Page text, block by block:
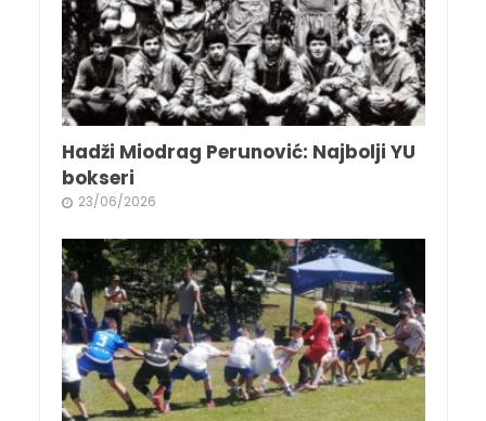
Hadži Miodrag Perunović: Najbolji YU
bokseri
23/06/2026